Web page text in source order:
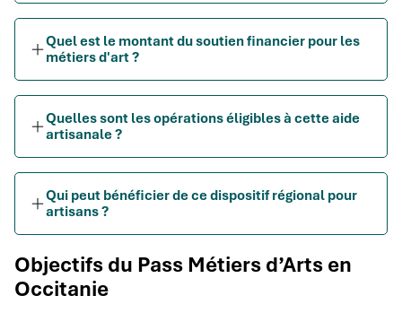
Quel est le montant du soutien financier pour les
métiers d'art ?
Quelles sont les opérations éligibles à cette aide
artisanale ?
Qui peut bénéficier de ce dispositif régional pour
artisans ?
Objectifs du Pass Métiers d’Arts en
Occitanie